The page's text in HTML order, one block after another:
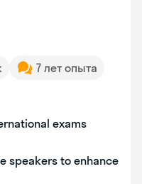
7 лет опыта
exams
speakers to enhance